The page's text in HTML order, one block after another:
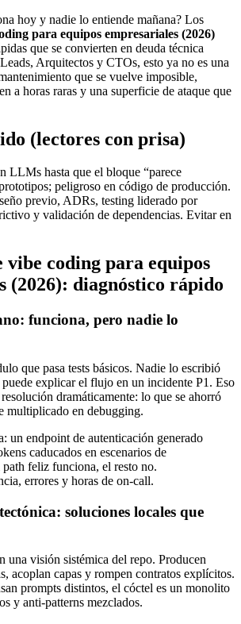
hoy y nadie lo entiende mañana? Los
para equipos empresariales (2026)
que se convierten en deuda técnica
Arquitectos y CTOs, esto ya no es una
que se vuelve imposible,
a horas raras y una superficie de ataque que
(lectores con prisa)
LLMs hasta que el bloque “parece
peligroso en código de producción.
previo, ADRs, testing liderado por
y validación de dependencias. Evitar en
vibe coding para equipos
(2026): diagnóstico rápido
funciona, pero nadie lo
que pasa tests básicos. Nadie lo escribió
explicar el flujo en un incidente P1. Eso
dramáticamente: lo que se ahorró
multiplicado en debugging.
un endpoint de autenticación generado
caducados en escenarios de
feliz funciona, el resto no.
errores y horas de on-call.
soluciones locales que
una visión sistémica del repo. Producen
acoplan capas y rompen contratos explícitos.
prompts distintos, el cóctel es un monolito
y anti-patterns mezclados.